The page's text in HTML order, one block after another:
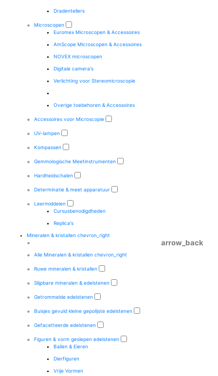
Dradentellers
Microscopen
Euromex Microscopen & Accessoires
AmScope Microscopen & Accessoires
NOVEX microscopen
Digitale camera's
Verlichting voor Stereomicroscopie
Overige toebehoren & Accessoires
Accessoires voor Microscopie
UV-lampen
Kompassen
Gemmologische Meetinstrumenten
Hardheidschalen
Determinatie & meet apparatuur
Leermiddelen
Cursusbenodigdheden
Replica's
Mineralen & kristallen chevron_right
arrow_back
Alle Mineralen & kristallen chevron_right
Ruwe mineralen & kristallen
Slijpbare mineralen & edelstenen
Getrommelde edelstenen
Buisjes gevuld kleine gepolijste edelstenen
Gefacetteerde edelstenen
Figuren & vorm geslepen edelstenen
Ballen & Eieren
Dierfiguren
Vrije Vormen